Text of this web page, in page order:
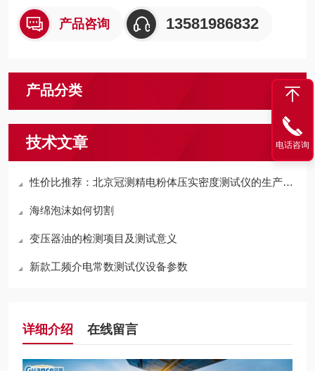
产品咨询 13581986832
产品分类
技术文章
性价比推荐：北京冠测精电粉体压实密度测试仪的生产标准与质量控制体系揭秘
海绵泡沫如何切割
变压器油的检测项目及测试意义
新款工频介电常数测试仪设备参数
详细介绍 在线留言
电话咨询